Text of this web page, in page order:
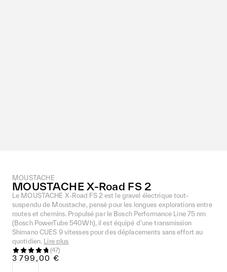
MOUSTACHE
MOUSTACHE X-Road FS 2
Le MOUSTACHE X-Road FS 2 est le gravel électrique tout-
suspendu de Moustache, pensé pour les longues explorations entre
routes et chemins. Propulsé par le Bosch Performance Line 75 nm
(Bosch PowerTube 540Wh), il est équipé d'une transmission
Shimano CUES 9 vitesses pour des déplacements sans effort au
quotidien. Lire plus
(47)
3 799,00 €